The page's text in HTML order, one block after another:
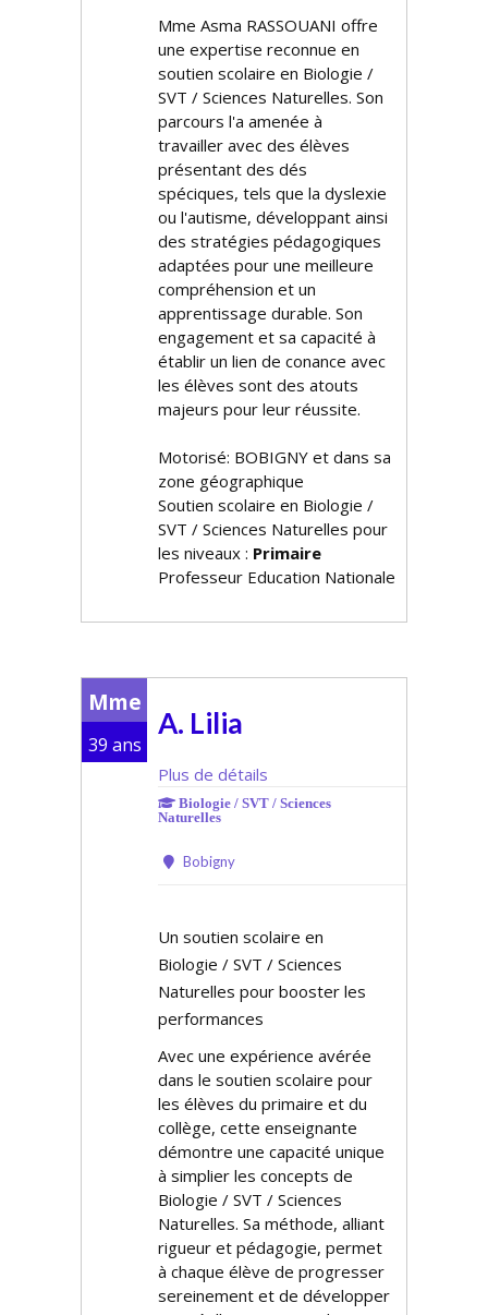
Mme Asma RASSOUANI offre
une expertise reconnue en
soutien scolaire en Biologie /
SVT / Sciences Naturelles. Son
parcours l'a amenée à
travailler avec des élèves
présentant des défis
spécifiques, tels que la dyslexie
ou l'autisme, développant ainsi
des stratégies pédagogiques
adaptées pour une meilleure
compréhension et un
apprentissage durable. Son
engagement et sa capacité à
établir un lien de confiance avec
les élèves sont des atouts
majeurs pour leur réussite.
Motorisé: BOBIGNY et dans sa
zone géographique
Soutien scolaire en Biologie /
SVT / Sciences Naturelles pour
les niveaux : Primaire
Professeur Education Nationale
Mme
39 ans
A. Lilia
Plus de détails
Biologie / SVT / Sciences
Naturelles
Bobigny
Un soutien scolaire en
Biologie / SVT / Sciences
Naturelles pour booster les
performances
Avec une expérience avérée
dans le soutien scolaire pour
les élèves du primaire et du
collège, cette enseignante
démontre une capacité unique
à simplifier les concepts de
Biologie / SVT / Sciences
Naturelles. Sa méthode, alliant
rigueur et pédagogie, permet
à chaque élève de progresser
sereinement et de développer